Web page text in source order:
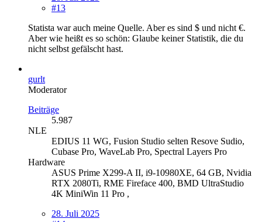
#13
Statista war auch meine Quelle. Aber es sind $ und nicht €.
Aber wie heißt es so schön: Glaube keiner Statistik, die du
nicht selbst gefälscht hast.
gurlt
Moderator
Beiträge
5.987
NLE
EDIUS 11 WG, Fusion Studio selten Resove Sudio,
Cubase Pro, WaveLab Pro, Spectral Layers Pro
Hardware
ASUS Prime X299-A II, i9-10980XE, 64 GB, Nvidia
RTX 2080Ti, RME Fireface 400, BMD UltraStudio
4K MiniWin 11 Pro ,
28. Juli 2025